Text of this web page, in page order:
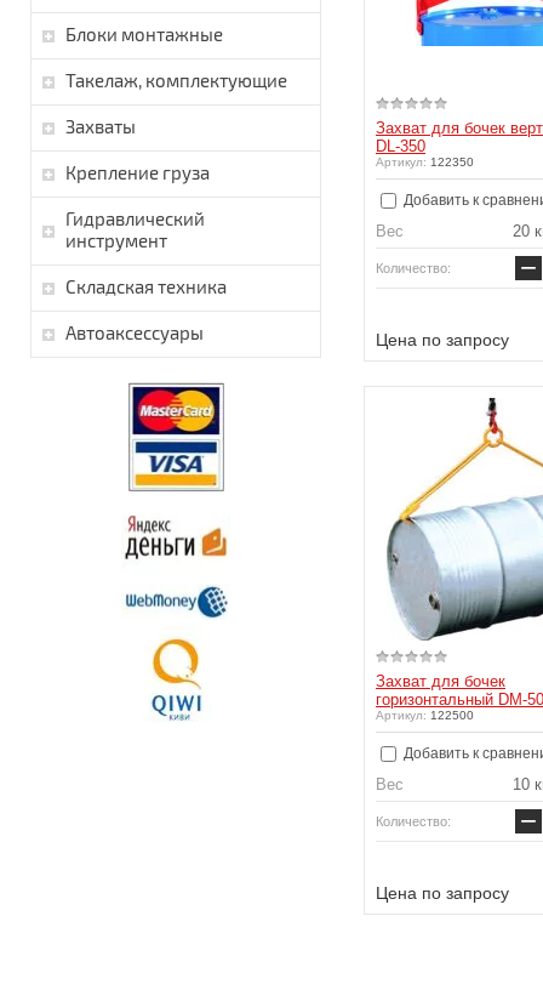
Захват для бочек
DL-350
Артикул: 122350
Добавить к
Вес 20
Количество: −
Цена по запросу
Захват для бочек
горизонтальный DM-
Артикул: 122500
Добавить к
Вес 10
Количество: −
Цена по запросу
Блоки монтажные
Такелаж, комплектующие
Захваты
Крепление груза
Гидравлический
инструмент
Складская техника
Автоаксессуары